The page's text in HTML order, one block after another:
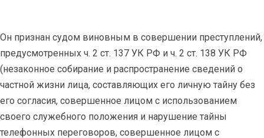
Он признан судом виновным в совершении преступлений,
предусмотренных ч. 2 ст. 137 УК РФ и ч. 2 ст. 138 УК РФ
(незаконное собирание и распространение сведений о
частной жизни лица, составляющих его личную тайну без
его согласия, совершенное лицом с использованием
своего служебного положения и нарушение тайны
телефонных переговоров, совершенное лицом с